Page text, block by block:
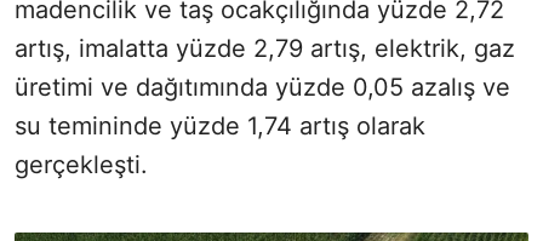
madencilik ve taş ocakçılığında yüzde 2,72
artış, imalatta yüzde 2,79 artış, elektrik, gaz
üretimi ve dağıtımında yüzde 0,05 azalış ve
su temininde yüzde 1,74 artış olarak
gerçekleşti.